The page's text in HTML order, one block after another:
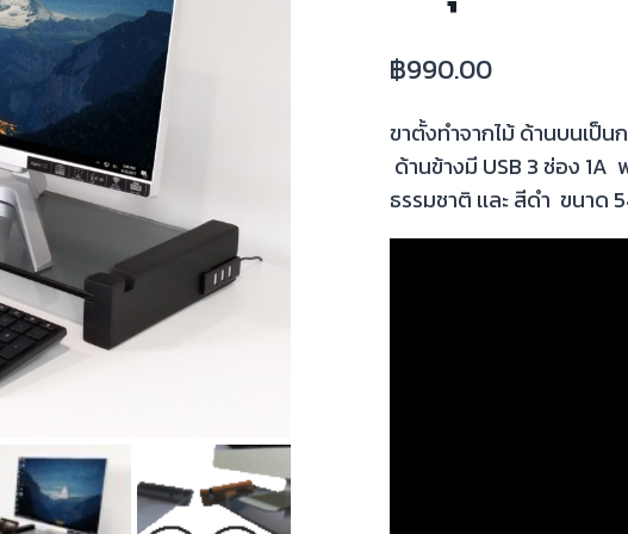
฿990.00
ขาตั้งทำจากไม้ ด้านบนเป็
ด้านข้างมี USB 3 ช่อง
ธรรมชาติ เเละ สีดำ ขนาด